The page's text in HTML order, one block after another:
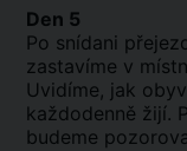
Den 5
Po snídani
zastavíme v
Uvidíme, jak
každodenně žijí.
budeme